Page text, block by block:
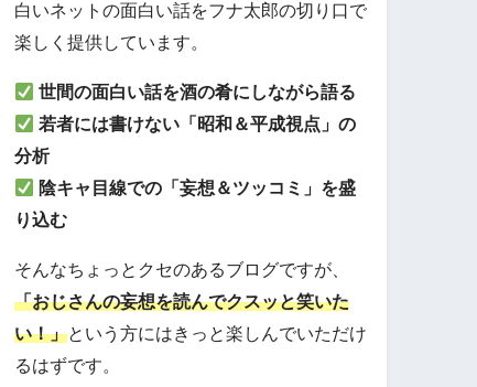
白いネットの面白い話をフナ太郎の切り口で
楽しく提供しています。
世間の面白い話を酒の肴にしながら語る
若者には書けない「昭和＆平成視点」の
分析
陰キャ目線での「妄想＆ツッコミ」を盛
り込む
そんなちょっとクセのあるブログですが、
「おじさんの妄想を読んでクスッと笑いた
い！」という方にはきっと楽しんでいただけ
るはずです。